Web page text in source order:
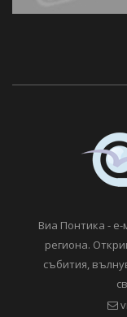
Виа Понтика - е-
региона.
събития,